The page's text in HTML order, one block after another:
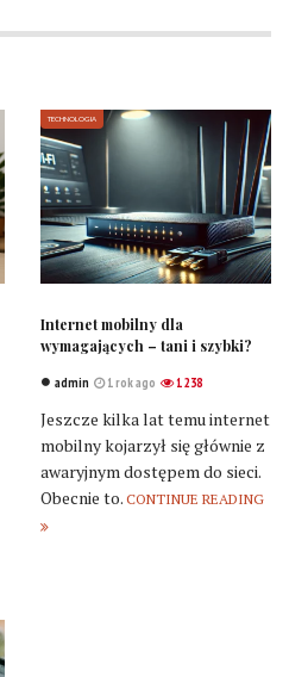
TECHNOLOGIA
Internet mobilny dla
wymagających – tani i szybki?
admin 1 rok ago 1 238
Jeszcze kilka lat temu internet
mobilny kojarzył się głównie z
awaryjnym dostępem do sieci.
Obecnie to. CONTINUE READING